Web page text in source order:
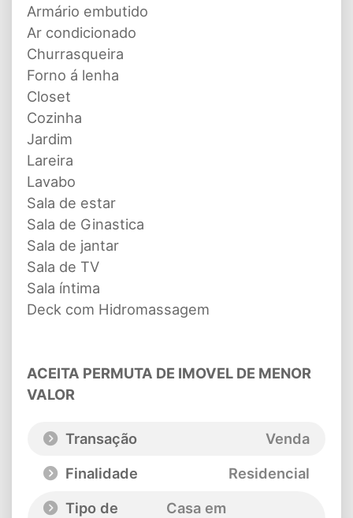
Armário embutido
Ar condicionado
Churrasqueira
Forno á lenha
Closet
Cozinha
Jardim
Lareira
Lavabo
Sala de estar
Sala de Ginastica
Sala de jantar
Sala de TV
Sala íntima
Deck com Hidromassagem
ACEITA PERMUTA DE IMOVEL DE MENOR
VALOR
Transação
Venda
Finalidade
Residencial
Tipo de
Casa em